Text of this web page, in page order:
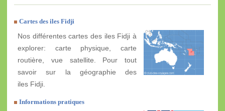
Cartes des iles Fidji
Nos différentes cartes des iles Fidji à
explorer: carte physique, carte
routière, vue satellite. Pour tout
savoir sur la géographie des
iles Fidji.
Informations pratiques